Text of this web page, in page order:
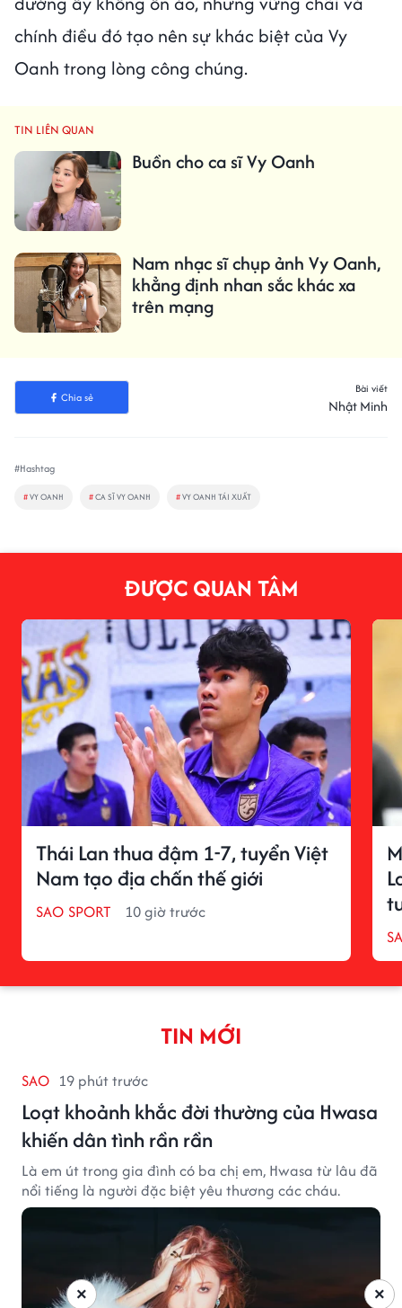
chính điều đó tạo nên sự khác biệt của Vy
Oanh trong lòng công chúng.
TIN LIÊN QUAN
Buồn cho ca sĩ Vy Oanh
Nam nhạc sĩ chụp ảnh Vy Oanh,
khẳng định nhan sắc khác xa
trên mạng
Chia sẻ
Bài viết
Nhật Minh
#Hashtag
#VY OANH #CA SĨ VY OANH #VY OANH TÁI XUẤT
ĐƯỢC QUAN TÂM
Thái Lan thua đậm 1-7, tuyển Việt
Nam tạo địa chấn thế giới
SAO SPORT 10 giờ trước
TIN MỚI
SAO 19 phút trước
Loạt khoảnh khắc đời thường của Hwasa
khiến dân tình rần rần
Là em út trong gia đình có ba chị em, Hwasa từ lâu đã
nổi tiếng là người đặc biệt yêu thương các cháu.
×
×